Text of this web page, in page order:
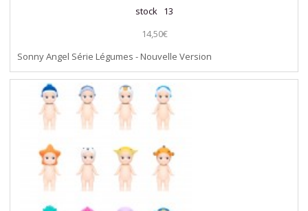
stock 13
14,50€
Sonny Angel Série Légumes - Nouvelle Version